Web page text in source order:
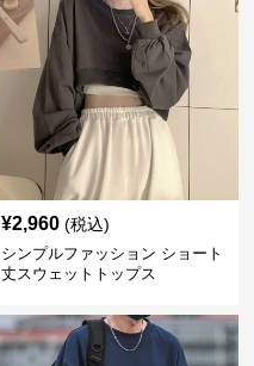
¥2,960 (税込)
シンプルファッション ショート
丈スウェットトップス